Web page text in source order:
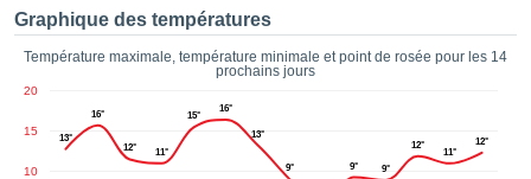
a
par
des
Vous
Graphique des températures
Température maximale, température minimale et point de rosée pour les 14
prochains jours
10
15
20
13°
16°
12° 11°
15°
16°
13°
9° 9° 9°
12°
11°
12°